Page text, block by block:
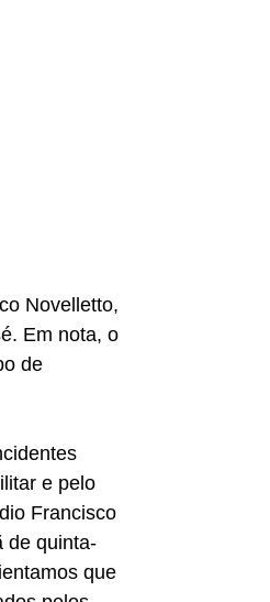
Novelletto,
Em nota, o
de
e pelo
Francisco
de quinta-
que